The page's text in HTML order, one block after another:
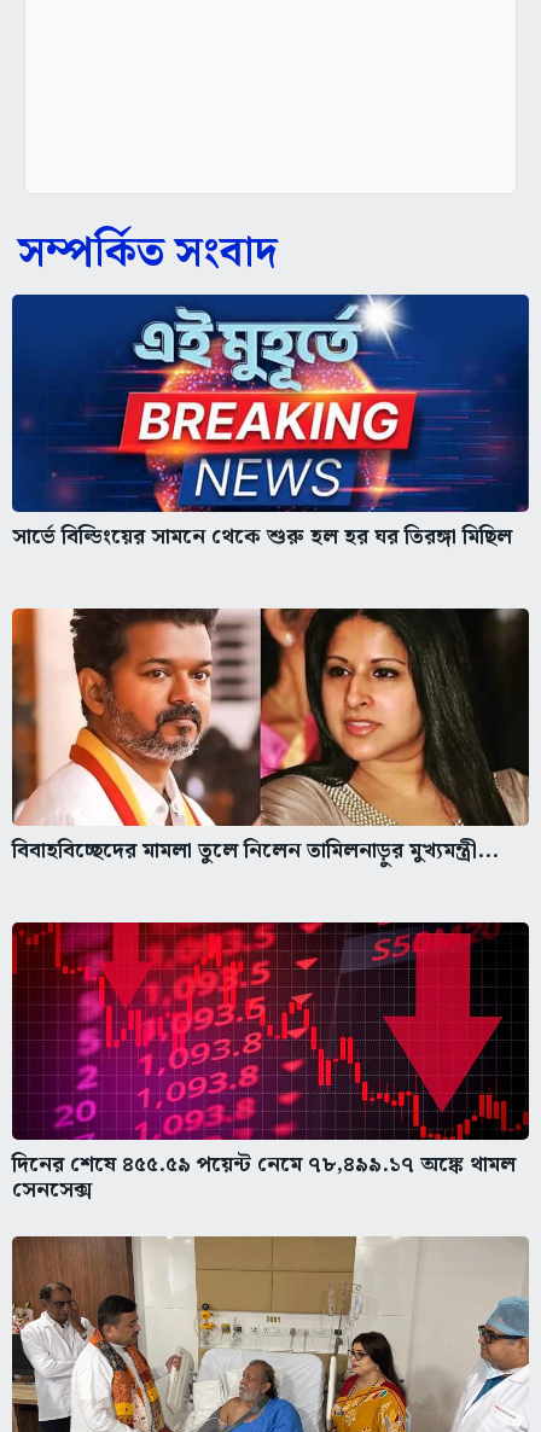
সম্পর্কিত সংবাদ
সার্ভে বিল্ডিংয়ের সামনে থেকে শুরু হল হর ঘর তিরঙ্গা মিছিল
বিবাহবিচ্ছেদের মামলা তুলে নিলেন তামিলনাড়ুর মুখ্যমন্ত্রী...
দিনের শেষে ৪৫৫.৫৯ পয়েন্ট নেমে ৭৮,৪৯৯.১৭ অঙ্কে থামল
সেনসেক্স